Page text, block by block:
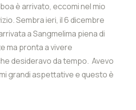
è arrivato, eccomi nel mio
Sembra ieri, il 6 dicembre
a Sangmelima piena di
ma pronta a vivere
desideravo da tempo. Avevo
grandi aspettative e questo è